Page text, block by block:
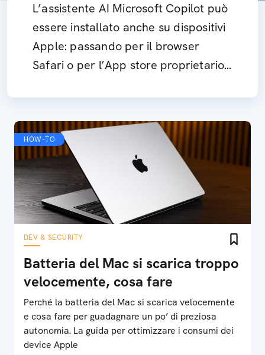
L’assistente AI Microsoft Copilot può
essere installato anche su dispositivi
Apple: passando per il browser
Safari o per l’App store proprietario
HOW-TO
DEV & SECURITY
Batteria del Mac si scarica troppo
velocemente, cosa fare
Perché la batteria del Mac si scarica velocemente
e cosa fare per guadagnare un po’ di preziosa
autonomia. La guida per ottimizzare i consumi dei
device Apple